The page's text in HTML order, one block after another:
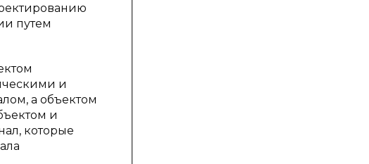
путем
и
а объектом
и
которые